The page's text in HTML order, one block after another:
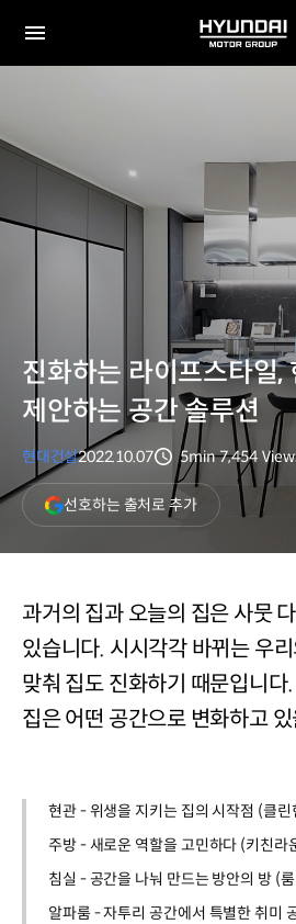
전체
HYUNDAI
MOTOR
진화하는 라이프스타일,
제안하는 공간 솔루션
현대건설2022.10.07
분량
5min
조회수
7,454
선호하는 출처로 추가(새
창
열림)
과거의 집과 오늘의 집은 사뭇
있습니다. 시시각각 바뀌는 우
맞춰 집도 진화하기 때문입니다
집은 어떤 공간으로 변화하고
현관 - 위생을 지키는 집의 시작점 (클린
주방 - 새로운 역할을 고민하다 (키친라
침실 - 공간을 나눠 만드는 방안의 방 (
알파룸 - 자투리 공간에서 특별한 취미